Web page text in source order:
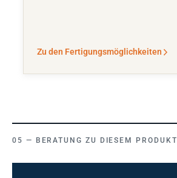
Zu den Fertigungsmöglichkeiten
BERATUNG ZU DIESEM PRODUKT